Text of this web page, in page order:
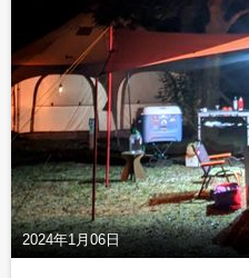
2024年1月06日